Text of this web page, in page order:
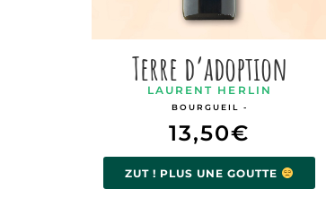
Terre d’adoption
LAURENT HERLIN
BOURGUEIL -
13,50€
ZUT ! PLUS UNE GOUTTE